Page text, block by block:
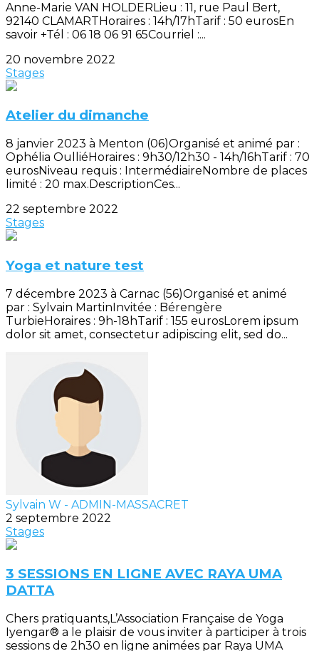
Anne-Marie VAN HOLDERLieu : 11, rue Paul Bert,
92140 CLAMARTHoraires : 14h/17hTarif : 50 eurosEn
savoir +Tél : 06 18 06 91 65Courriel :...
20 novembre 2022
Stages
Atelier du dimanche
8 janvier 2023 à Menton (06)Organisé et animé par :
Ophélia OulliéHoraires : 9h30/12h30 - 14h/16hTarif : 70
eurosNiveau requis : IntermédiaireNombre de places
limité : 20 max.DescriptionCes...
22 septembre 2022
Stages
Yoga et nature test
7 décembre 2023 à Carnac (56)Organisé et animé
par : Sylvain MartinInvitée : Bérengère
TurbieHoraires : 9h-18hTarif : 155 eurosLorem ipsum
dolor sit amet, consectetur adipiscing elit, sed do...
Sylvain W - ADMIN-MASSACRET
2 septembre 2022
Stages
3 SESSIONS EN LIGNE AVEC RAYA UMA
DATTA
Chers pratiquants,L’Association Française de Yoga
Iyengar® a le plaisir de vous inviter à participer à trois
sessions de 2h30 en ligne animées par Raya UMA